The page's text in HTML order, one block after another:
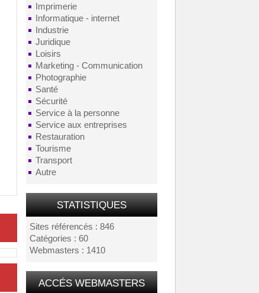
Imprimerie
Informatique - internet
Industrie
Juridique
Loisirs
Marketing - Communication
Photographie
Santé
Sécurité
Service à la personne
Service aux entreprises
Restauration
Tourisme
Transport
Autre
STATISTIQUES
Sites référencés : 846
Catégories : 60
Webmasters : 1410
ACCÉS WEBMASTERS